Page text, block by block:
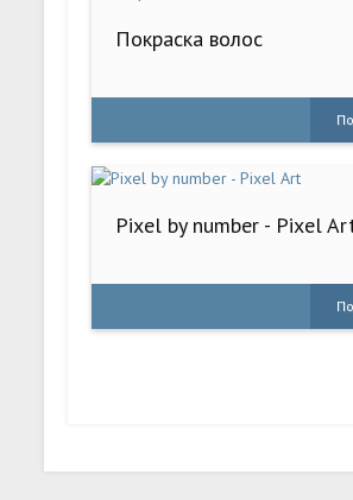
Покраска волос
Pixel by number - Pixel